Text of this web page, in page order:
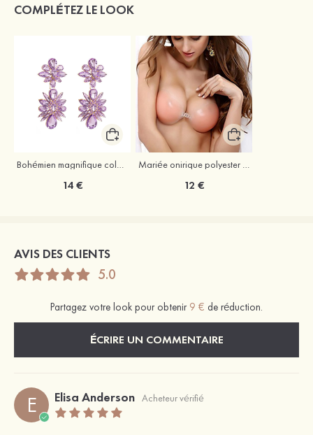
COMPLÉTEZ LE LOOK
Bohémien magnifique coloré strass boucles d'oreilles
14 €
Mariée onirique polyester soutien-gorge
12 €
AVIS DES CLIENTS
5.0
Partagez votre look pour obtenir 9 € de réduction.
ÉCRIRE UN COMMENTAIRE
E Elisa Anderson Acheteur vérifié